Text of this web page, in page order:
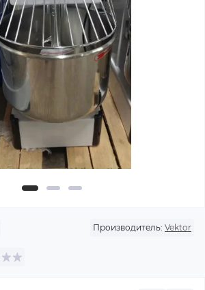
Производитель: Vektor